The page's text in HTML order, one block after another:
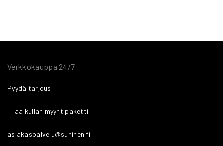
Verkkokauppa 24/7
Pyydä tarjous
Tilaa kullan myyntipaketti
asiakaspalvelu@suninen.fi